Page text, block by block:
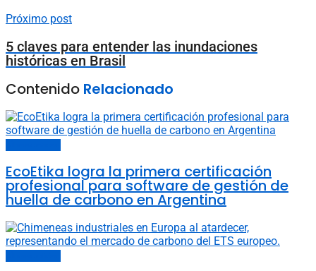
Próximo post
5 claves para entender las inundaciones
históricas en Brasil
Contenido Relacionado
EcoEtika logra la primera certificación
profesional para software de gestión de
huella de carbono en Argentina